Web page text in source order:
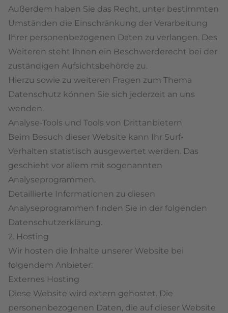
Außerdem haben Sie das Recht, unter bestimmten
Umständen die Einschränkung der Verarbeitung
Ihrer personenbezogenen Daten zu verlangen. Des
Weiteren steht Ihnen ein Beschwerderecht bei der
zuständigen Aufsichtsbehörde zu.
Hierzu sowie zu weiteren Fragen zum Thema
Datenschutz können Sie sich jederzeit an uns
wenden.
Analyse-Tools und Tools von Dritt­anbietern
Beim Besuch dieser Website kann Ihr Surf-
Verhalten statistisch ausgewertet werden. Das
geschieht vor allem mit sogenannten
Analyseprogrammen.
Detaillierte Informationen zu diesen
Analyseprogrammen finden Sie in der folgenden
Datenschutzerklärung.
2. Hosting
Wir hosten die Inhalte unserer Website bei
folgendem Anbieter:
Externes Hosting
Diese Website wird extern gehostet. Die
personenbezogenen Daten, die auf dieser Website